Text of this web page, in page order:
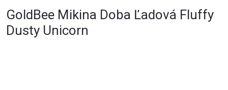
GoldBee Mikina Doba Ľadová Fluffy
Dusty Unicorn